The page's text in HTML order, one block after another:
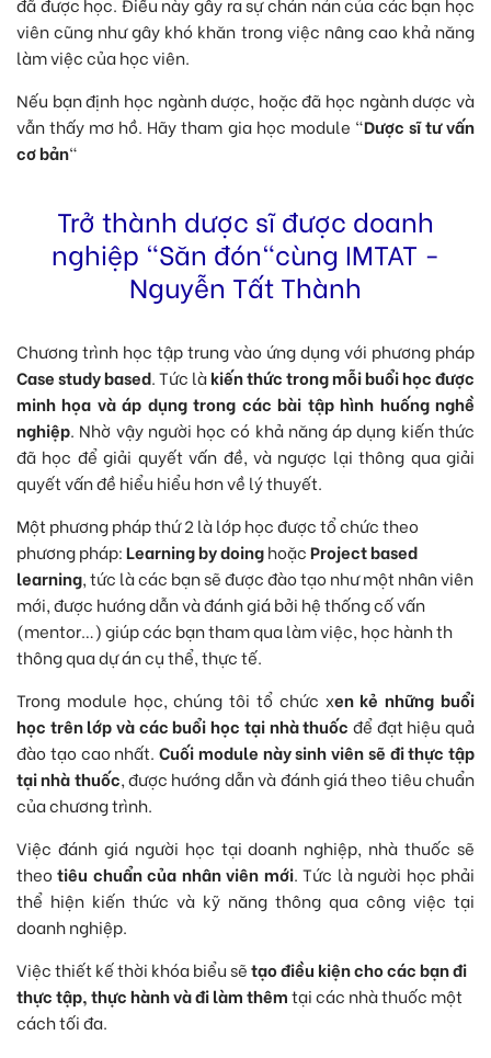
viên cũng như gây khó khăn trong việc nâng cao khả năng
làm việc của học viên.
Nếu bạn định học ngành dược, hoặc đã học ngành dược và
vẫn thấy mơ hồ. Hãy tham gia học module “Dược sĩ tư vấn
cơ bản“
Trở thành dược sĩ được doanh
nghiệp "Săn đón"cùng IMTAT -
Nguyễn Tất Thành
Chương trình học tập trung vào ứng dụng với phương pháp
Case study based. Tức làkiến thức trong mỗi buổi học được
minh họa và áp dụng trong các bài tập hình huống nghề
nghiệp. Nhờ vậy người học có khả năng áp dụng kiến thức
đã học để giải quyết vấn đề, và ngược lại thông qua giải
quyết vấn đề hiểu hiểu hơn về lý thuyết.
Một phương pháp thứ 2 là lớp học được tổ chức theo
phương pháp:Learning by doinghoặcProject based
learning, tức là các bạn sẽ được đào tạo như một nhân viên
mới, được hướng dẫn và đánh giá bởi hệ thống cố vấn
(mentor…) giúp các bạn tham qua làm việc, học hành th
thông qua dự án cụ thể, thực tế.
Trong module học, chúng tôi tổ chức xen kẻ những buổi
học trên lớp và các buổi học tại nhà thuốc để đạt hiệu quả
đào tạo cao nhất. Cuối module này sinh viên sẽ đi thực tập
tại nhà thuốc, được hướng dẫn và đánh giá theo tiêu chuẩn
của chương trình.
Việc đánh giá người học tại doanh nghiệp, nhà thuốc sẽ
theotiêu chuẩn của nhân viên mới. Tức là người học phải
thể hiện kiến thức và kỹ năng thông qua công việc tại
doanh nghiệp.
Việc thiết kế thời khóa biểu sẽtạo điều kiện cho các bạn đi
thực tập, thực hành và đi làm thêmtại các nhà thuốc một
cách tối đa.